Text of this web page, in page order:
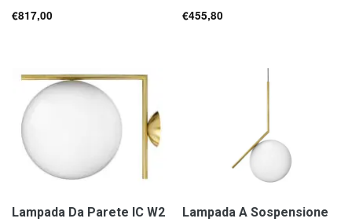
€817,00
€455,80
Lampada Da Parete IC W2
Lampada A Sospensione